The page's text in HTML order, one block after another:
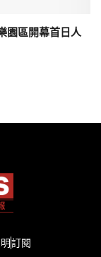
園區開幕首日人
訂閱